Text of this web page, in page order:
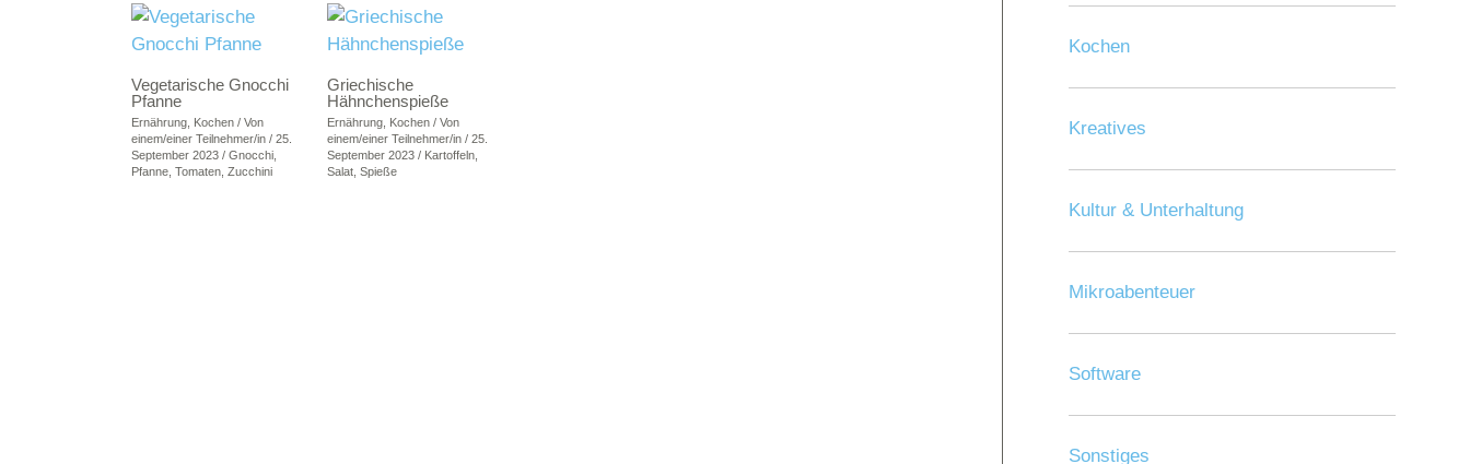
Vegetarische Gnocchi
Pfanne
Ernährung, Kochen/ Von
einem/einer Teilnehmer/in / 25.
September 2023 / Gnocchi,
Pfanne, Tomaten, Zucchini
Griechische
Hähnchenspieße
Ernährung Kochen / Von
einem/einer Teilnehmer/in/25.
September 2023/ Kartoffeln
Salat ,Spieße
Kochen
Kreatives
Kultur & Unterhaltung
Mikroabenteuer
Software
Sonstiges